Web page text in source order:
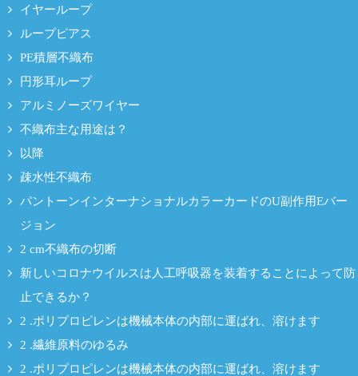
イヤーループ
ループピアス
PE積層不織布
円形耳ループ
アルミノーズワイヤー
不織布主な用途は？
以降
疎水性不織布
パントーンインターナショナルカラーカードのU副作用Eバー
ジョン
2 cm不織布の切断
新しいコロナウイルスは人工呼吸器を装着することによって防
止できるか？
2 .ポリプロピレンは機械本体の内部に運ばれ、溶けます
2 .繊維原料のゆるみ
2 .ポリプロピレンは機械本体の内部に運ばれ、溶けます